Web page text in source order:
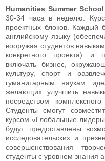
Humanities Summer
30-34 часа в неделю. Курс
проектных блоков. Каждый
английскому языку
вооружая студентов
конкретного проекта) и
включать бизнес,
культуру, спорт и
гуманитарным наукам
желающих улучшить
посредством
Студенты смогут
курсом «Глобальные
будут предоставлены
исследовательских и
совершенствования
студенты с уровнем знания